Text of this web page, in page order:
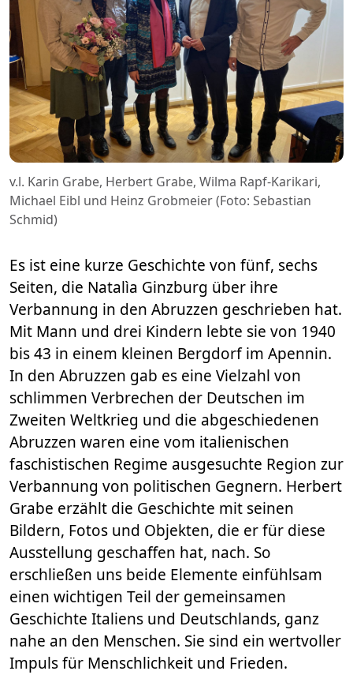
v.l. Karin Grabe, Herbert Grabe, Wilma Rapf-Karikari,
Michael Eibl und Heinz Grobmeier (Foto: Sebastian
Schmid)
Es ist eine kurze Geschichte von fünf, sechs
Seiten, die Natalìa Ginzburg über ihre
Verbannung in den Abruzzen geschrieben hat.
Mit Mann und drei Kindern lebte sie von 1940
bis 43 in einem kleinen Bergdorf im Apennin.
In den Abruzzen gab es eine Vielzahl von
schlimmen Verbrechen der Deutschen im
Zweiten Weltkrieg und die abgeschiedenen
Abruzzen waren eine vom italienischen
faschistischen Regime ausgesuchte Region zur
Verbannung von politischen Gegnern. Herbert
Grabe erzählt die Geschichte mit seinen
Bildern, Fotos und Objekten, die er für diese
Ausstellung geschaffen hat, nach. So
erschließen uns beide Elemente einfühlsam
einen wichtigen Teil der gemeinsamen
Geschichte Italiens und Deutschlands, ganz
nahe an den Menschen. Sie sind ein wertvoller
Impuls für Menschlichkeit und Frieden.